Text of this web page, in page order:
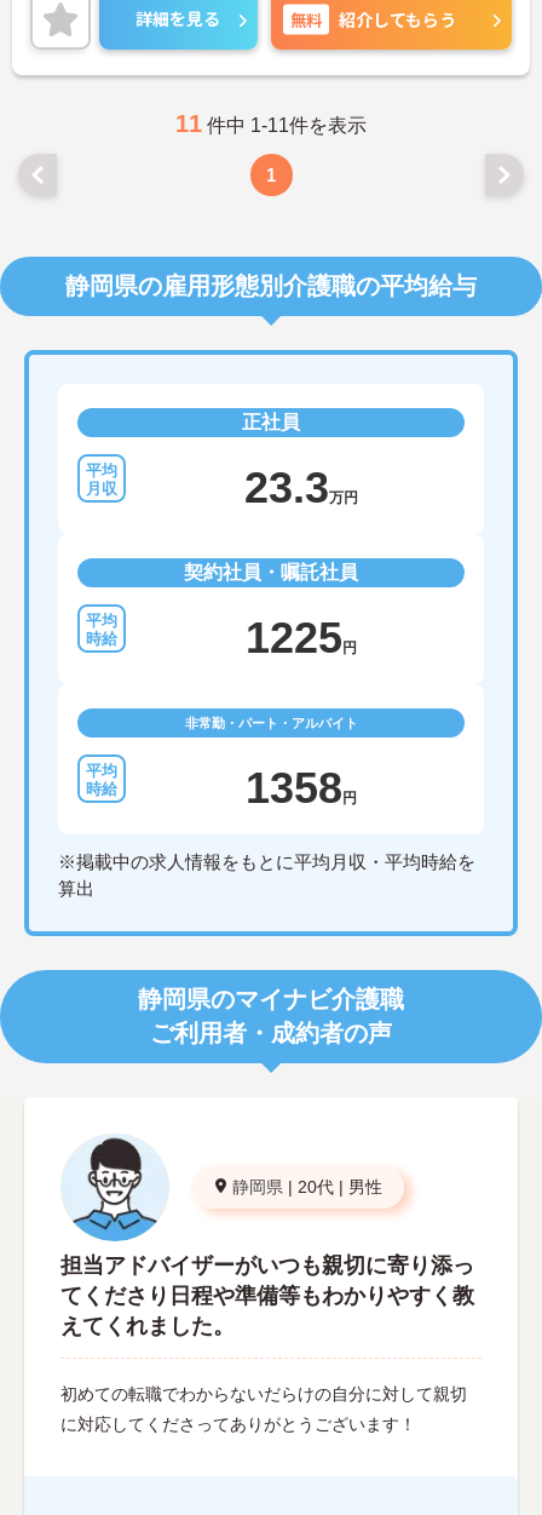
詳細を見る 無料 紹介してもらう
11 件中 1-11件を表示
1
静岡県の雇用形態別介護職の平均給与
正社員
23.3万円
契約社員・嘱託社員
1225円
非常勤・パート・アルバイト
1358円
※掲載中の求人情報をもとに平均月収・平均時給を
算出
静岡県のマイナビ介護職
ご利用者・成約者の声
静岡県 | 20代 | 男性
担当アドバイザーがいつも親切に寄り添っ
てくださり日程や準備等もわかりやすく教
えてくれました。
初めての転職でわからないだらけの自分に対して親切
に対応してくださってありがとうございます！